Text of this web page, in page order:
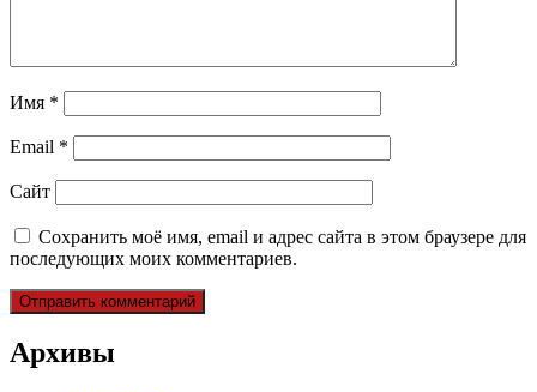
Имя *
Email *
Сайт
Сохранить моё имя, email и адрес сайта в этом браузере для
последующих моих комментариев.
Архивы